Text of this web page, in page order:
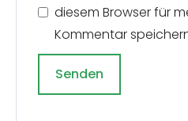
diesem Browser für
Kommentar